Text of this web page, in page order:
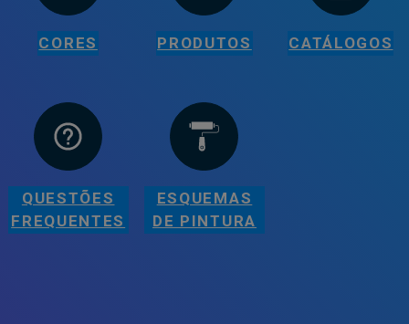
CORES PRODUTOS CATÁLOGOS
QUESTÕES
FREQUENTES
ESQUEMAS
DE PINTURA